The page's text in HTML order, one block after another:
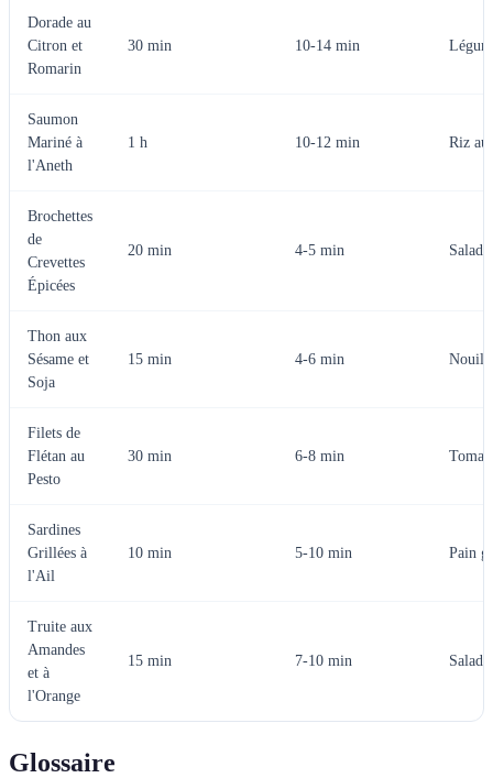
Dorade au
Citron et
Romarin
30 min 10-14 min
Saumon
Mariné à
l'Aneth
1 h 10-12 min Riz au
Brochettes
de
Crevettes
Épicées
20 min 4-5 min
Thon aux
Sésame et
Soja
15 min 4-6 min
Filets de
Flétan au
Pesto
30 min 6-8 min
Sardines
Grillées à
l'Ail
10 min 5-10 min Pain
Truite aux
Amandes
et à
l'Orange
15 min 7-10 min
Glossaire